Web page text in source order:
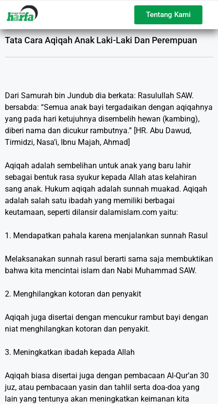
Tentang Kami
Tata Cara Aqiqah Anak Laki-Laki Dan Perempuan
Dari Samurah bin Jundub dia berkata: Rasulullah SAW.
bersabda: “Semua anak bayi tergadaikan dengan aqiqahnya
yang pada hari ketujuhnya disembelih hewan (kambing),
diberi nama dan dicukur rambutnya.” [HR. Abu Dawud,
Tirmidzi, Nasa’i, Ibnu Majah, Ahmad]
Aqiqah adalah sembelihan untuk anak yang baru lahir
sebagai bentuk rasa syukur kepada Allah atas kelahiran
sang anak. Hukum aqiqah adalah sunnah muakad. Aqiqah
adalah salah satu ibadah yang memiliki berbagai
keutamaan, seperti dilansir dalamislam.com yaitu:
1. Mendapatkan pahala karena menjalankan sunnah Rasul
Melaksanakan sunnah rasul berarti sama saja membuktikan
bahwa kita mencintai islam dan Nabi Muhammad SAW.
2. Menghilangkan kotoran dan penyakit
Aqiqah juga disertai dengan mencukur rambut bayi dengan
niat menghilangkan kotoran dan penyakit.
3. Meningkatkan ibadah kepada Allah
Aqiqah biasa disertai juga dengan pembacaan Al-Qur’an 30
juz, atau pembacaan yasin dan tahlil serta doa-doa yang
lain yang tentunya akan meningkatkan keimanan kita